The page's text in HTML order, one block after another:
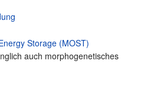
Storage (MOST)
auch morphogenetisches